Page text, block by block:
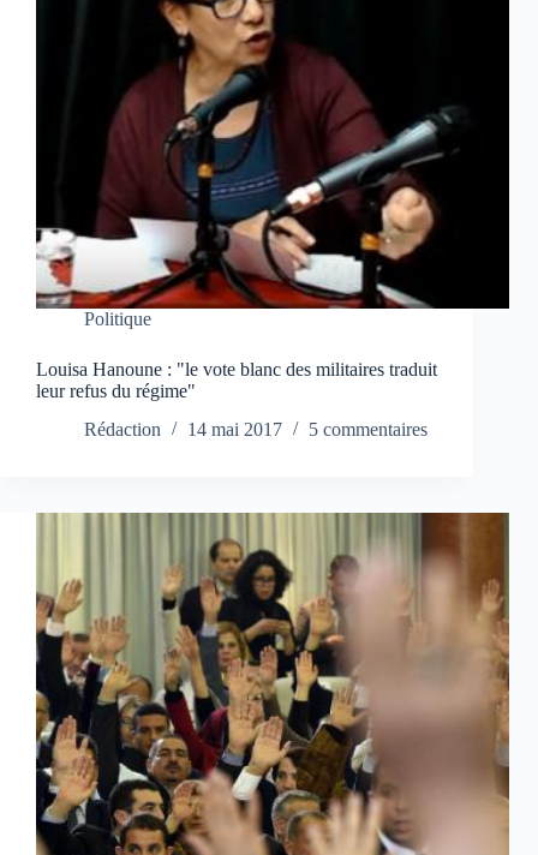
Politique
Louisa Hanoune : "le vote blanc des militaires traduit
leur refus du régime"
Rédaction
14 mai 2017 5 commentaires